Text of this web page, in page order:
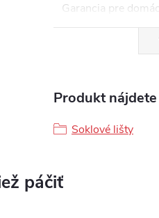
Garancia pre
Produkt
Soklové lišty